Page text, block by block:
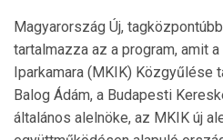
Magyarország Új,
tartalmazza az a program, amit
Iparkamara (MKIK) Közgyűlése
Balog Ádám, a Budapesti
általános alelnöke, az MKIK új